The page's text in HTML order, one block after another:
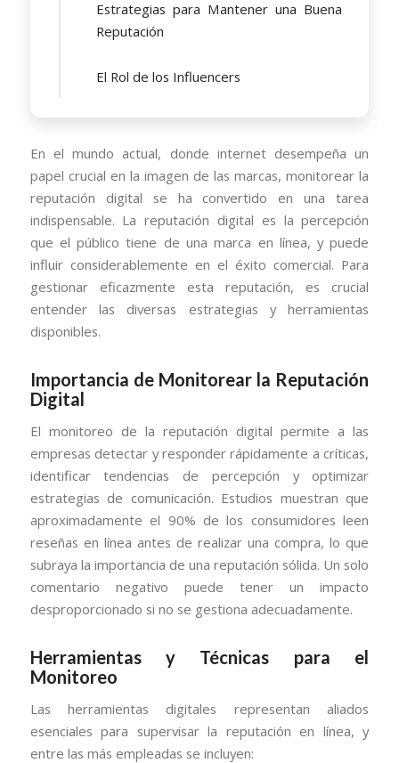
Estrategias para Mantener una Buena
Reputación
El Rol de los Influencers
En el mundo actual, donde internet desempeña un
papel crucial en la imagen de las marcas, monitorear la
reputación digital se ha convertido en una tarea
indispensable. La reputación digital es la percepción
que el público tiene de una marca en línea, y puede
influir considerablemente en el éxito comercial. Para
gestionar eficazmente esta reputación, es crucial
entender las diversas estrategias y herramientas
disponibles.
Importancia de Monitorear la Reputación
Digital
El monitoreo de la reputación digital permite a las
empresas detectar y responder rápidamente a críticas,
identificar tendencias de percepción y optimizar
estrategias de comunicación. Estudios muestran que
aproximadamente el 90% de los consumidores leen
reseñas en línea antes de realizar una compra, lo que
subraya la importancia de una reputación sólida. Un solo
comentario negativo puede tener un impacto
desproporcionado si no se gestiona adecuadamente.
Herramientas y Técnicas para el
Monitoreo
Las herramientas digitales representan aliados
esenciales para supervisar la reputación en línea, y
entre las más empleadas se incluyen: